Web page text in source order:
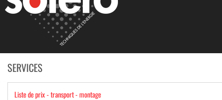
SERVICES
Liste de prix - transport - montage